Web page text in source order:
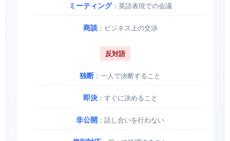
ミーティング：英語表現での会議
商談：ビジネス上の交渉
反対語
独断 ：一人で決断すること
即決：すぐに決めること
非公開 ：話し合いを行わない